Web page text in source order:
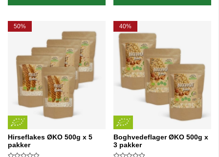
50%
Hirseflakes ØKO 500g x 5
pakker
40%
Boghvedeflager ØKO 500g x
3 pakker